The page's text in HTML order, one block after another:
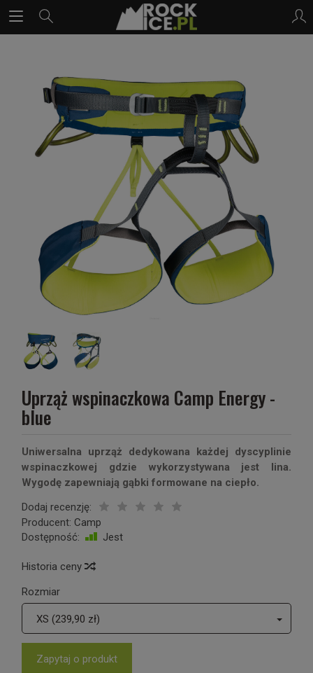
Uprząż wspinaczkowa Camp Energy -
blue
Uniwersalna uprząż dedykowana każdej dyscyplinie
wspinaczkowej gdzie wykorzystywana jest lina.
Wygodę zapewniają gąbki formowane na ciepło.
Dodaj recenzję:
Producent: Camp
Dostępność:
Jest
Historia ceny
Rozmiar
XS (239,90 zł)
Zapytaj o produkt